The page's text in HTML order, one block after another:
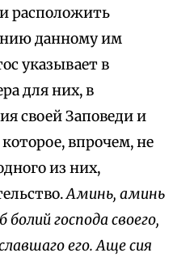
расположить
данному им
указывает в
для них, в
своей Заповеди и
впрочем, не
из них,
Аминь, аминь
господа своего,
его. Аще сия